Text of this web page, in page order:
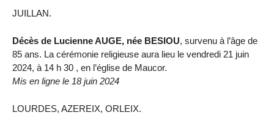
JUILLAN.
Décès de Lucienne AUGE, née BESIOU, survenu à l’âge de
85 ans. La cérémonie religieuse aura lieu le vendredi 21 juin
2024, à 14 h 30 , en l’église de Maucor.
Mis en ligne le 18 juin 2024
LOURDES, AZEREIX, ORLEIX.